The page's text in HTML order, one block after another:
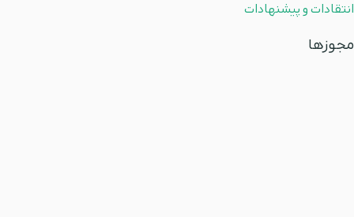
انتقادات و پیشنهادات
مجوزها